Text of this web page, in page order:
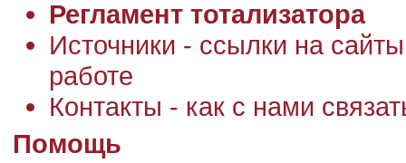
Регламент тотализатора
Источники - ссылки на
работе
Контакты - как с нами
Помощь